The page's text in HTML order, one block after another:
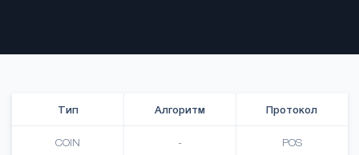
Тип
COIN
Алгоритм
-
Протокол
POS